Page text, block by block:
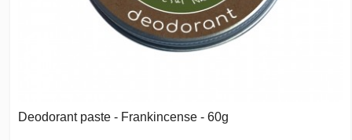
Deodorant paste - Frankincense - 60g